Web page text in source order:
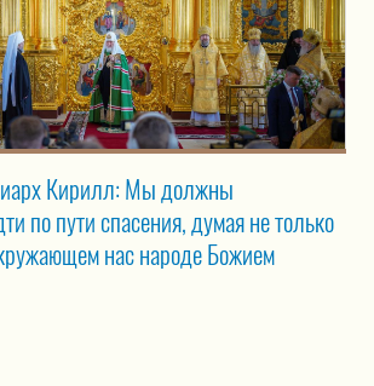
Кирилл: Мы должны
по пути спасения, думая не только
нас народе Божием